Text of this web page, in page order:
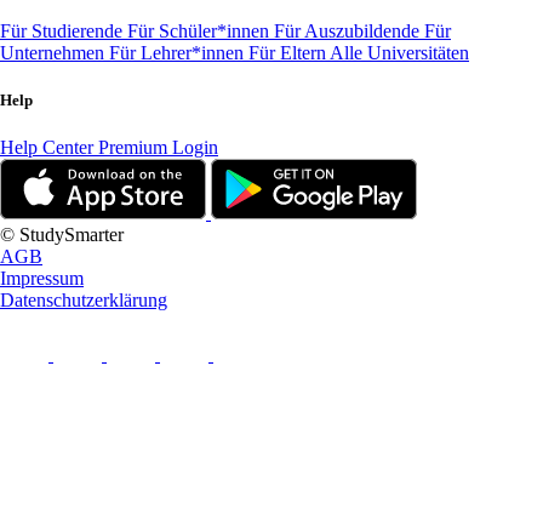
Für Studierende Für Schüler*innen Für Auszubildende Für
Unternehmen Für Lehrer*innen Für Eltern Alle Universitäten
Help
Help CenterPremium Login
© StudySmarter
AGB
Impressum
Datenschutzerklärung